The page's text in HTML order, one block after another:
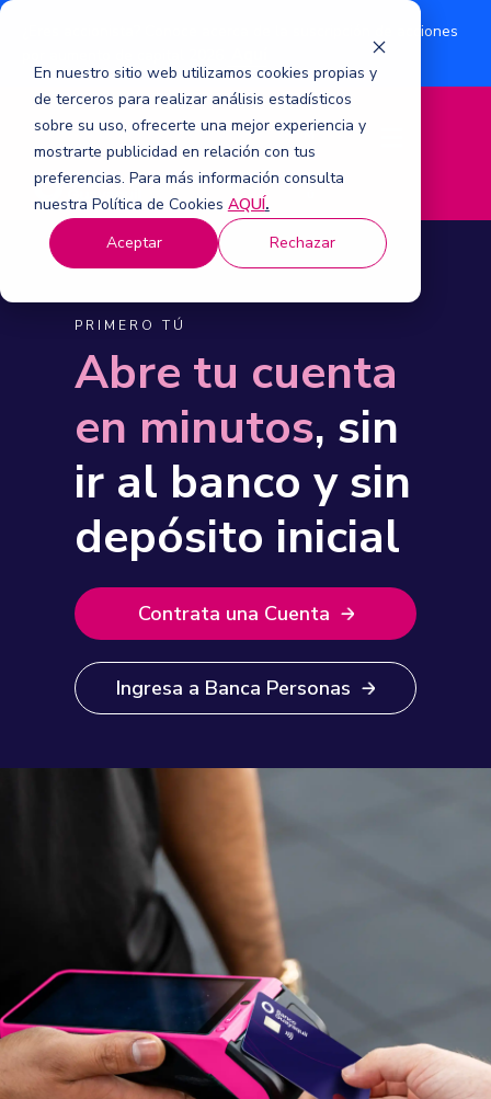
En nuestro sitio web utilizamos cookies propias y
de terceros para realizar análisis estadísticos
sobre su uso, ofrecerte una mejor experiencia y
mostrarte publicidad en relación con tus
preferencias. Para más información consulta
nuestra Política de Cookies AQUÍ.
Aceptar
Rechazar
¿Eres accionista? Conoce acerca de la suscripción de acciones
M
e
n
PRIMERO TÚ
Abre tu cuenta
en minutos, sin
ir al banco y sin
depósito inicial
Contrata una Cuenta
Ingresa a Banca Personas